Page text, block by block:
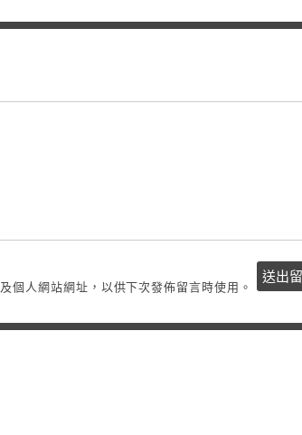
個人網站網址，以供下次發佈留言時使用。